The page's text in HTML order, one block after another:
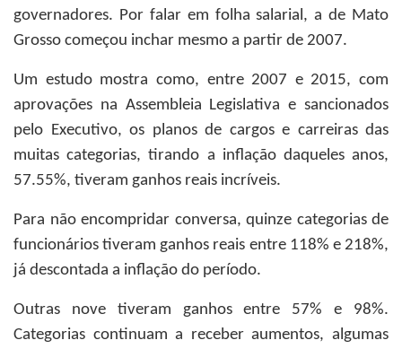
governadores. Por falar em folha salarial, a de Mato
Grosso começou inchar mesmo a partir de 2007.
Um estudo mostra como, entre 2007 e 2015, com
aprovações na Assembleia Legislativa e sancionados
pelo Executivo, os planos de cargos e carreiras das
muitas categorias, tirando a inflação daqueles anos,
57.55%, tiveram ganhos reais incríveis.
Para não encompridar conversa, quinze categorias de
funcionários tiveram ganhos reais entre 118% e 218%,
já descontada a inflação do período.
Outras nove tiveram ganhos entre 57% e 98%.
Categorias continuam a receber aumentos, algumas